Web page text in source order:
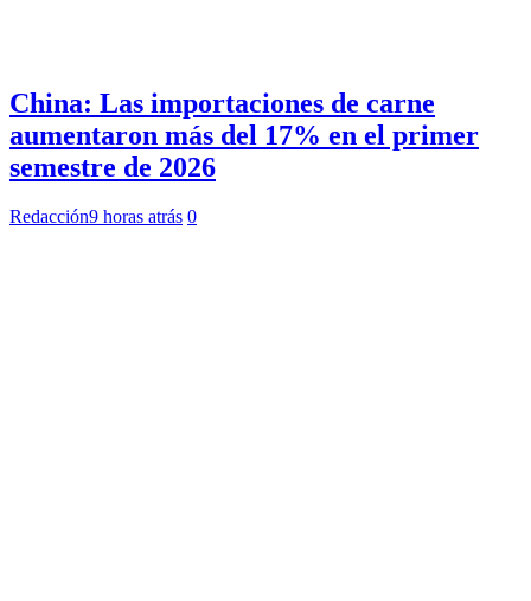
China: Las importaciones de carne
aumentaron más del 17% en el primer
semestre de 2026
Redacción9 horas atrás 0